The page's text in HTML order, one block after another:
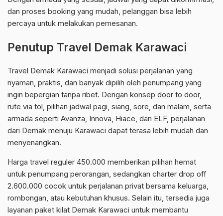
dan proses booking yang mudah, pelanggan bisa lebih
percaya untuk melakukan pemesanan.
Penutup Travel Demak Karawaci
Travel Demak Karawaci menjadi solusi perjalanan yang
nyaman, praktis, dan banyak dipilih oleh penumpang yang
ingin bepergian tanpa ribet. Dengan konsep door to door,
rute via tol, pilihan jadwal pagi, siang, sore, dan malam, serta
armada seperti Avanza, Innova, Hiace, dan ELF, perjalanan
dari Demak menuju Karawaci dapat terasa lebih mudah dan
menyenangkan.
Harga travel reguler 450.000 memberikan pilihan hemat
untuk penumpang perorangan, sedangkan charter drop off
2.600.000 cocok untuk perjalanan privat bersama keluarga,
rombongan, atau kebutuhan khusus. Selain itu, tersedia juga
layanan paket kilat Demak Karawaci untuk membantu